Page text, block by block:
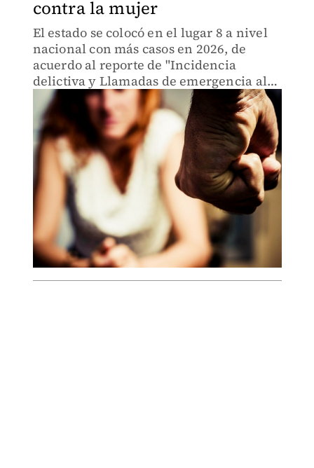
contra la mujer
El estado se colocó en el lugar 8 a nivel
nacional con más casos en 2026, de
acuerdo al reporte de "Incidencia
delictiva y Llamadas de emergencia al
911" del SESNSP.